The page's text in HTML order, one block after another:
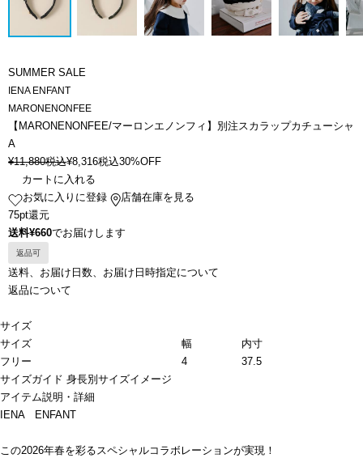
SUMMER SALE
IENA ENFANT
MARONENONFEE
【MARONENONFEE/マーロンエノンフィ】別注スカラップカチューシャ
A
¥11,880税込¥8,316税込30%OFF
カートに入れる
お気に入りに登録
店舗在庫を見る
75pt還元
送料¥660でお届けします
返品可
送料、お届け日数、お届け日時指定について
返品について
サイズ
サイズ
幅
内寸
フリー
4
37.5
サイズガイド 身長別サイズイメージ
アイテム説明・詳細
IENA ENFANT
この2026年春を彩るスペシャルコラボレーションが実現！